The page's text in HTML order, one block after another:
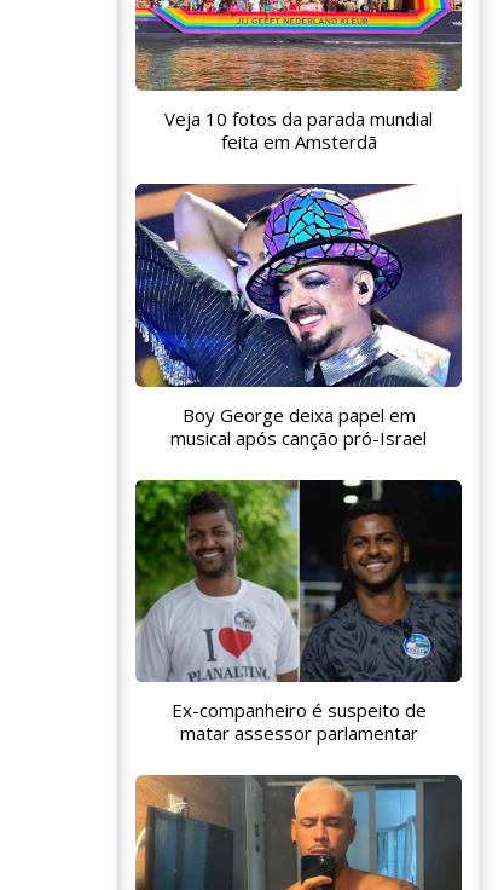
Veja 10 fotos da parada mundial
feita em Amsterdã
Boy George deixa papel em
musical após canção pró-Israel
Ex-companheiro é suspeito de
matar assessor parlamentar